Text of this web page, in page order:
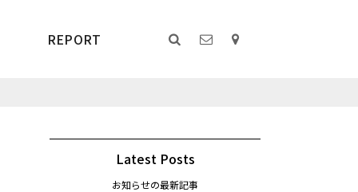
REPORT
Latest Posts
お知らせの最新記事